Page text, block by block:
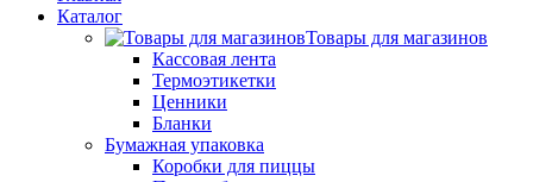
Каталог
Товары для магазинов
Кассовая лента
Термоэтикетки
Ценники
Бланки
Бумажная упаковка
Коробки для пиццы